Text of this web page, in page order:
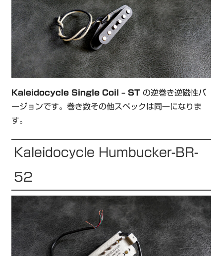
Kaleidocycle Single Coil – STの逆巻き逆磁性バ
ージョンです。巻き数その他スペックは同一になりま
す。
Kaleidocycle Humbucker-BR-
52